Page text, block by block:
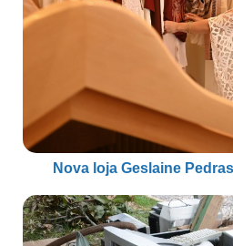
Nova loja Geslaine